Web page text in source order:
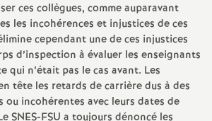
s
E
n
ces collègues, comme auparavant
les incohérences et injustices de ces
cependant une de ces injustices
d’inspection à évaluer les enseignants
qui n’était pas le cas avant. Les
tête les retards de carrière dus à des
ou incohérentes avec leurs dates de
SNES-FSU a toujours dénoncé les